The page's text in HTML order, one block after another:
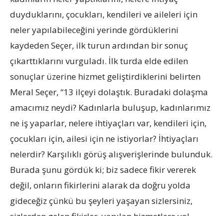
duyduklarını, çocukları, kendileri ve aileleri için
neler yapılabileceğini yerinde gördüklerini
kaydeden Seçer, ilk turun ardından bir sonuç
çıkarttıklarını vurguladı. İlk turda elde edilen
sonuçlar üzerine hizmet geliştirdiklerini belirten
Meral Seçer, “13 ilçeyi dolaştık. Buradaki dolaşma
amacımız neydi? Kadınlarla buluşup, kadınlarımız
ne iş yaparlar, nelere ihtiyaçları var, kendileri için,
çocukları için, ailesi için ne istiyorlar? İhtiyaçları
nelerdir? Karşılıklı görüş alışverişlerinde bulunduk.
Burada şunu gördük ki; biz sadece fikir vererek
değil, onların fikirlerini alarak da doğru yolda
gideceğiz çünkü bu şeyleri yaşayan sizlersiniz,